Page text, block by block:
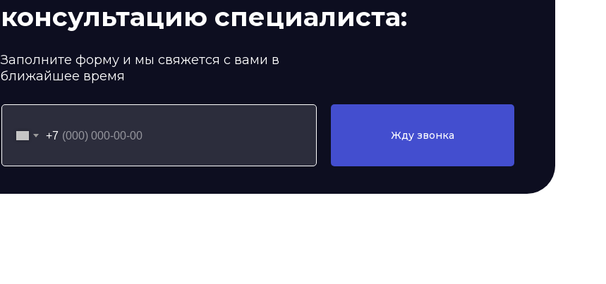
консультацию специалиста:
Заполните форму и мы свяжется с вами в
ближайшее время
+7 Жду звонка